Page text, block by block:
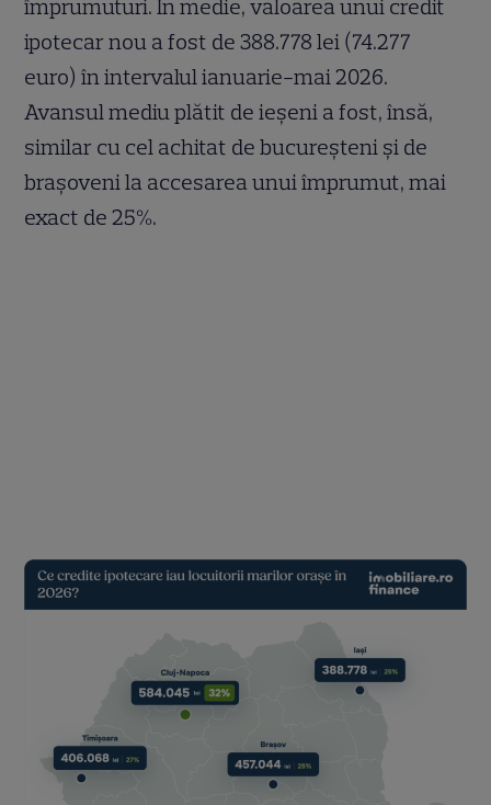
împrumuturi. În medie, valoarea unui credit
ipotecar nou a fost de 388.778 lei (74.277
euro) în intervalul ianuarie-mai 2026.
Avansul mediu plătit de ieșeni a fost, însă,
similar cu cel achitat de bucureșteni și de
brașoveni la accesarea unui împrumut, mai
exact de 25%.